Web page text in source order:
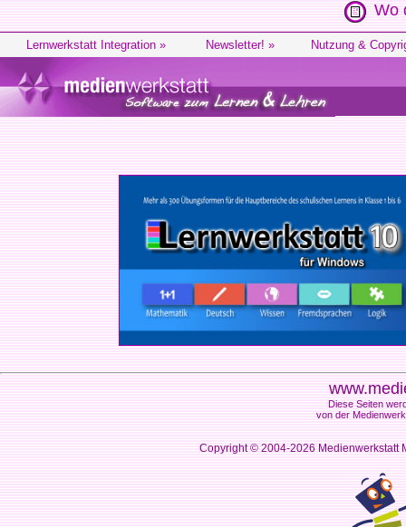
Wo
Lernwerkstatt Integration » Newsletter! » Nutzung &
Diese Seiten
von der
Copyright © 2004-2026Medienwerkstatt